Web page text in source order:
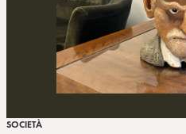
SOCIETÀ